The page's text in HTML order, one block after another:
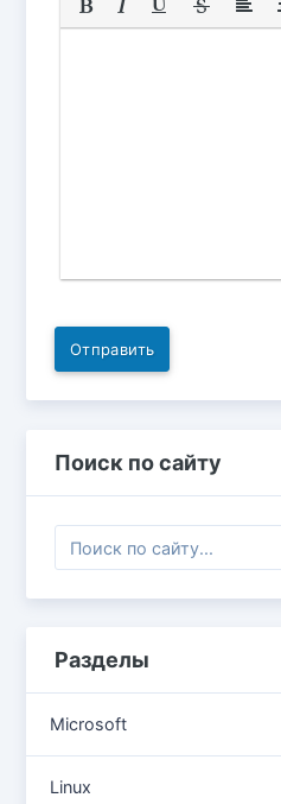
Отправить
Поиск по сайту
Разделы
Microsoft
Linux